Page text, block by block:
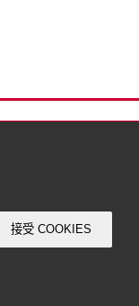
接受 COOKIES